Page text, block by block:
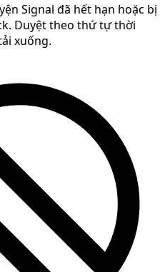
Signal đã hết hạn hoặc bị
Duyệt theo thứ tự thời
xuống.